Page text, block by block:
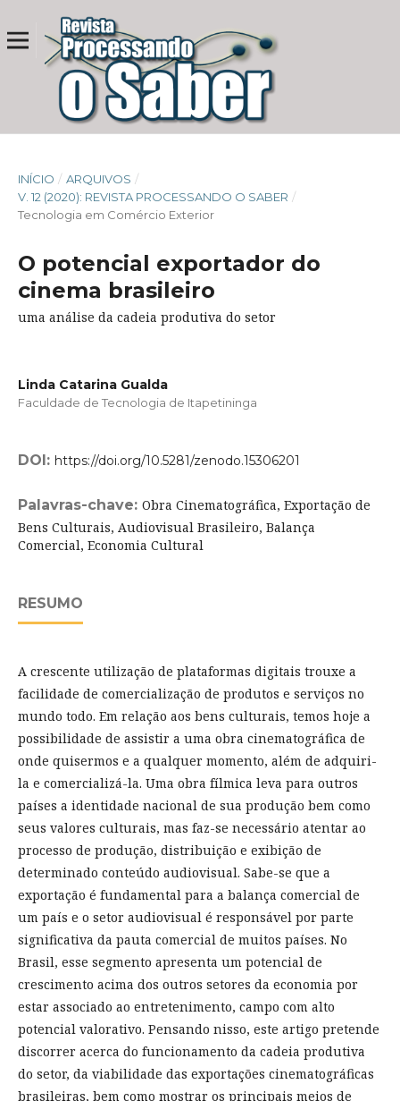
INÍCIO / ARQUIVOS /
V. 12 (2020): REVISTA PROCESSANDO O SABER /
Tecnologia em Comércio Exterior
O potencial exportador do
cinema brasileiro
uma análise da cadeia produtiva do setor
Linda Catarina Gualda
Faculdade de Tecnologia de Itapetininga
DOI: https://doi.org/10.5281/zenodo.15306201
Palavras-chave: Obra Cinematográfica, Exportação de
Bens Culturais, Audiovisual Brasileiro, Balança
Comercial, Economia Cultural
RESUMO
A crescente utilização de plataformas digitais trouxe a
facilidade de comercialização de produtos e serviços no
mundo todo. Em relação aos bens culturais, temos hoje a
possibilidade de assistir a uma obra cinematográfica de
onde quisermos e a qualquer momento, além de adquiri-
la e comercializá-la. Uma obra fílmica leva para outros
países a identidade nacional de sua produção bem como
seus valores culturais, mas faz-se necessário atentar ao
processo de produção, distribuição e exibição de
determinado conteúdo audiovisual. Sabe-se que a
exportação é fundamental para a balança comercial de
um país e o setor audiovisual é responsável por parte
significativa da pauta comercial de muitos países. No
Brasil, esse segmento apresenta um potencial de
crescimento acima dos outros setores da economia por
estar associado ao entretenimento, campo com alto
potencial valorativo. Pensando nisso, este artigo pretende
discorrer acerca do funcionamento da cadeia produtiva
do setor, da viabilidade das exportações cinematográficas
brasileiras, bem como mostrar os principais meios de